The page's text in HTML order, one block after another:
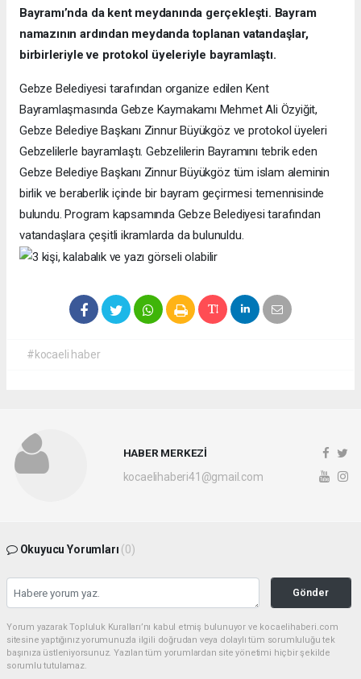
Bayramı’nda da kent meydanında gerçekleşti. Bayram
namazının ardından meydanda toplanan vatandaşlar,
birbirleriyle ve protokol üyeleriyle bayramlaştı.
Gebze Belediyesi tarafından organize edilen Kent
Bayramlaşmasında Gebze Kaymakamı Mehmet Ali Özyiğit,
Gebze Belediye Başkanı Zinnur Büyükgöz ve protokol üyeleri
Gebzelilerle bayramlaştı. Gebzelilerin Bayramını tebrik eden
Gebze Belediye Başkanı Zinnur Büyükgöz tüm islam aleminin
birlik ve beraberlik içinde bir bayram geçirmesi temennisinde
bulundu. Program kapsamında Gebze Belediyesi tarafından
vatandaşlara çeşitli ikramlarda da bulunuldu.
#kocaeli haber
HABER MERKEZİ
kocaelihaberi41@gmail.com
Okuyucu Yorumları (0)
Gönder
Yorum yazarak Topluluk Kuralları’nı kabul etmiş bulunuyor ve kocaelihaberi.com
sitesine yaptığınız yorumunuzla ilgili doğrudan veya dolaylı tüm sorumluluğu tek
başınıza üstleniyorsunuz. Yazılan tüm yorumlardan site yönetimi hiçbir şekilde
sorumlu tutulamaz.